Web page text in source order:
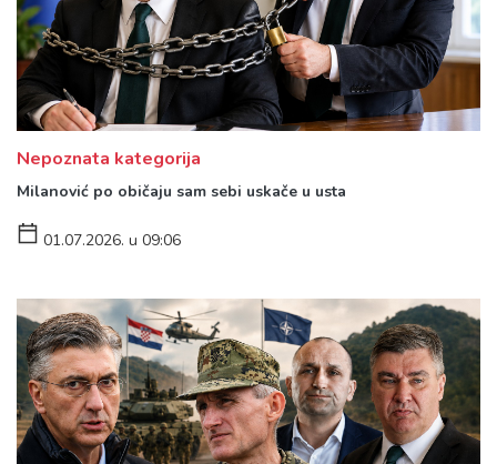
Nepoznata kategorija
Milanović po običaju sam sebi uskače u usta
01.07.2026. u 09:06